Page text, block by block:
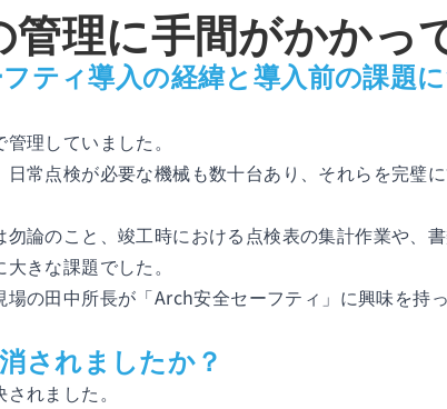
管理に手間がかかっ
ティ導入の経緯と導入前の課題
理していました。
常点検が必要な機械も数十台あり、それらを完璧
勿論のこと、竣工時における点検表の集計作業や、
きな課題でした。
の田中所長が「Arch安全セーフティ」に興味を持
されましたか？
れました。